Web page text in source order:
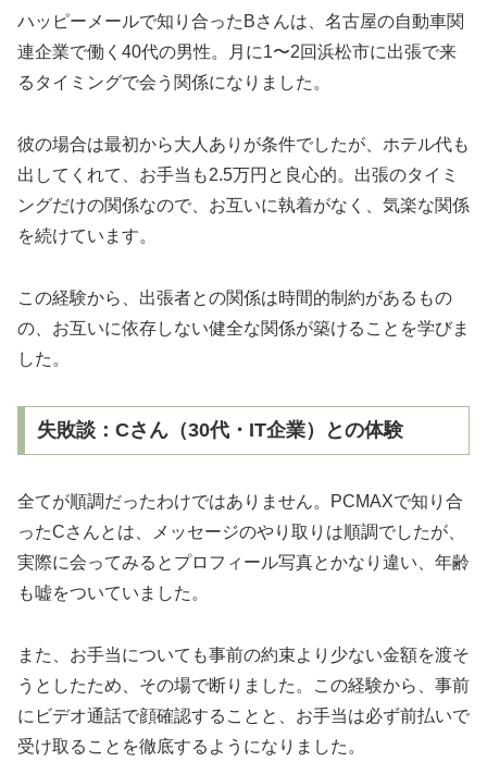
ハッピーメールで知り合ったBさんは、名古屋の自動車関
連企業で働く40代の男性。月に1〜2回浜松市に出張で来
るタイミングで会う関係になりました。
彼の場合は最初から大人ありが条件でしたが、ホテル代も
出してくれて、お手当も2.5万円と良心的。出張のタイミ
ングだけの関係なので、お互いに執着がなく、気楽な関係
を続けています。
この経験から、出張者との関係は時間的制約があるもの
の、お互いに依存しない健全な関係が築けることを学びま
した。
失敗談：Cさん（30代・IT企業）との体験
全てが順調だったわけではありません。PCMAXで知り合
ったCさんとは、メッセージのやり取りは順調でしたが、
実際に会ってみるとプロフィール写真とかなり違い、年齢
も嘘をついていました。
また、お手当についても事前の約束より少ない金額を渡そ
うとしたため、その場で断りました。この経験から、事前
にビデオ通話で顔確認することと、お手当は必ず前払いで
受け取ることを徹底するようになりました。